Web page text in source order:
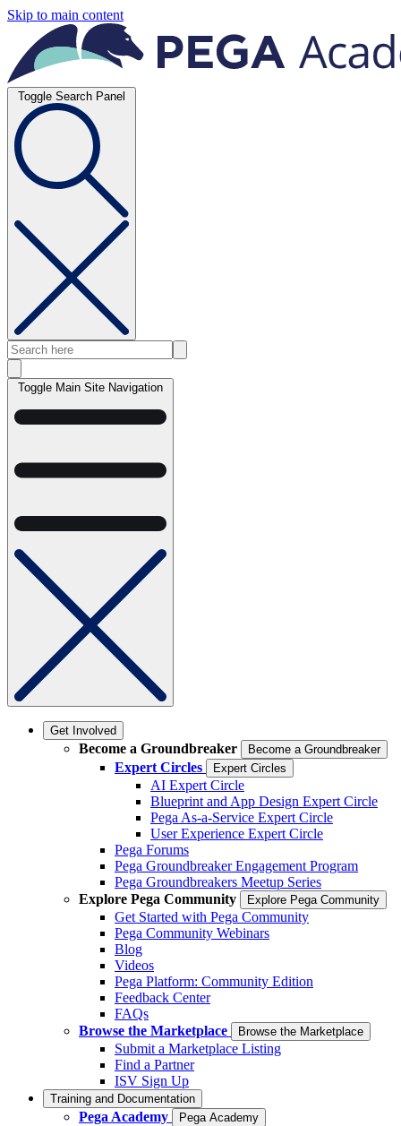
Skip to main content
Toggle Search Panel
Toggle Main Site Navigation
Get Involved
Become a Groundbreaker Become a Groundbreaker
Expert Circles Expert Circles
AI Expert Circle
Blueprint and App Design Expert Circle
Pega As-a-Service Expert Circle
User Experience Expert Circle
Pega Forums
Pega Groundbreaker Engagement Program
Pega Groundbreakers Meetup Series
Explore Pega Community
Explore Pega Community
Get Started with Pega Community
Pega Community Webinars
Blog
Videos
Pega Platform: Community Edition
Feedback Center
FAQs
Browse the Marketplace
Browse the Marketplace
Submit a Marketplace Listing
Find a Partner
ISV Sign Up
Training and Documentation
Pega Academy Pega Academy